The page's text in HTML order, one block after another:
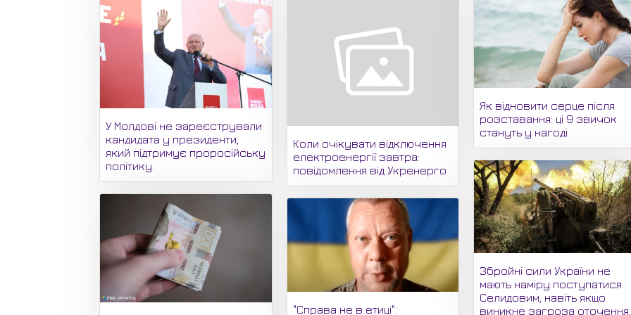
У Молдові не зареєстрували
кандидата у президенти,
який підтримує проросійську
політику.
Коли очікувати відключення
електроенергії завтра:
повідомлення від Укренерго
"Справа не в етиці":
Як відновити серце після
розставання: ці 9 звичок
стануть у нагоді
Збройні сили України не
мають наміру поступатися
Селидовим, навіть якщо
виникне загроза